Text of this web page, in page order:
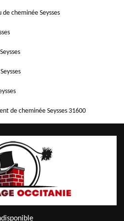
cheminée Seysses
de cheminée Seysses 31600